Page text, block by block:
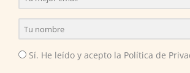
Sí. He leído y acepto la Política de